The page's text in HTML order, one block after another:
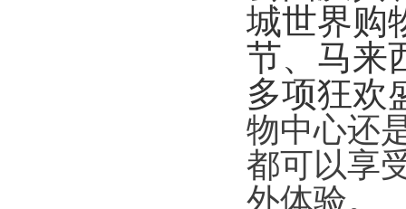
城世界购
节、马来
多项狂欢
物中心还
都可以享
外体验。